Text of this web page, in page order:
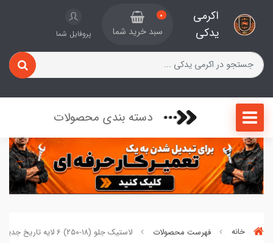
اکرمی
یدکی
0
سبد خرید شما پروفایل شما
دسته بندی محصولات
خانه فهرست محصولات لاستیک جلو (۱۸-۲۵۰) 6 لایه تاریخ جدید کد 852066